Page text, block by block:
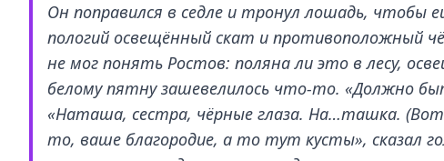
Он поправился в седле и тронул лошадь, чтобы
пологий освещённый скат и противоположный
не мог понять Ростов: поляна ли это в лесу,
белому пятну зашевелилось что-то. «Должно
«Наташа, сестра, чёрные глаза. На…ташка. (Вот
то, ваше благородие, а то тут кусты», сказал